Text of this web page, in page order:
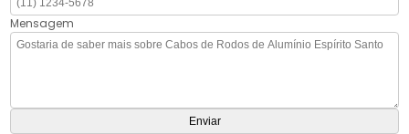
Mensagem